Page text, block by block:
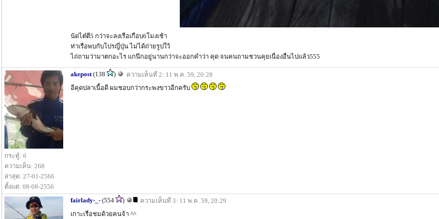
นัดไต๋ตี5 กว่าจะลงเรือเกือบ6โมงเช้า
ท่าเรือพบกับโปรญี่ปุ่น ไม่ได้ถ่ายรูปใว้
ไถ่ถามว่ามาตกอะไร แกนึกอยู่นานกว่าจะออกคำว่า คุด จนคนถามชวนคุยเนื่องอื่นไปแล้ว555
กระทู้: 6
ความเห็น: 268
ล่าสุด: 27-01-2566
ตั้งแต่: 08-08-2556
akepost (138 )
ความเห็นที่ 2: 11 พ.ค. 59, 20:28
อีคุดปลาเนื้อดี ผมชอบกว่ากระพงขาวอีกครับ
fairlady-_- (554 )
ความเห็นที่ 3: 11 พ.ค. 59, 20:29
เกาะเรือชมด้วยคนจ้า ^^